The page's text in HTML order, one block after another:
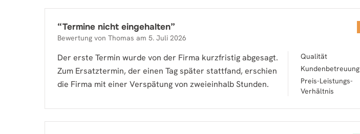
“Termine nicht eingehalten”
Bewertung von Thomas am 5. Juli 2026
Der erste Termin wurde von der Firma kurzfristig abgesagt.
Zum Ersatztermin, der einen Tag später stattfand, erschien
die Firma mit einer Verspätung von zweieinhalb Stunden.
Qualität
Kundenbetreuung
Preis-Leistungs-
Verhältnis